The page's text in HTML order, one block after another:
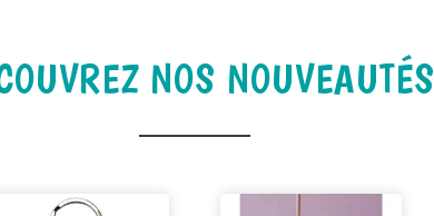
NOS NOUVEAUTÉS